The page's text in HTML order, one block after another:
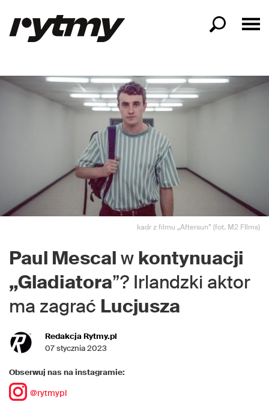
kadr z filmu „Aftersun” (fot. M2 FIlms)
Paul Mescal w kontynuacji
„Gladiatora”? Irlandzki aktor
ma zagrać Lucjusza
Redakcja Rytmy.pl
07 stycznia 2023
Obserwuj nas na instagramie:
@rytmypl